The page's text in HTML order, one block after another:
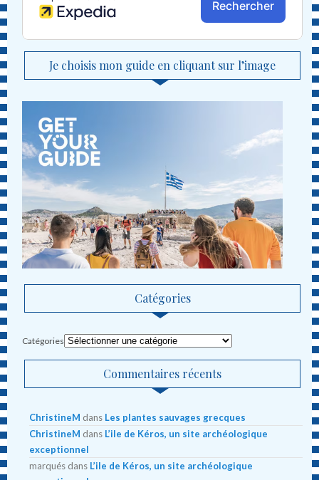
Je choisis mon guide en cliquant sur l’image
Catégories
Catégories
Commentaires récents
ChristineM dans Les plantes sauvages grecques
ChristineM dans L’ile de Kéros, un site archéologique
exceptionnel
marqués dans L’ile de Kéros, un site archéologique